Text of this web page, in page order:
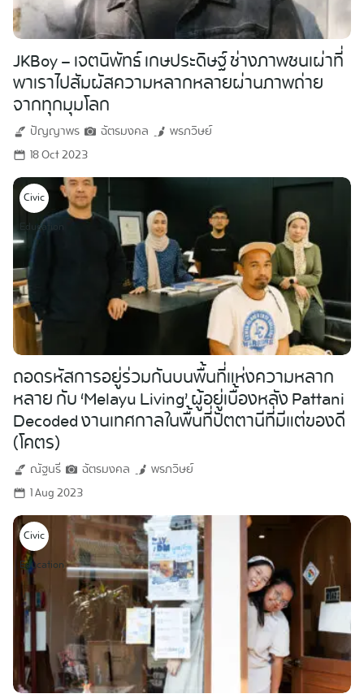
JKBoy – เจตนิพัทธ์ เกษประดิษฐ์ ช่างภาพชนเผ่าที่
พาเราไปสัมผัสความหลากหลายผ่านภาพถ่าย
จากทุกมุมโลก
ปัญญาพร ฉัตรมงคล
พรภวิษย์
18 Oct 2023
Civic
Education
ถอดรหัสการอยู่ร่วมกันบนพื้นที่แห่งความหลาก
หลาย กับ ‘Melayu Living’ ผู้อยู่เบื้องหลัง Pattani
Decoded งานเทศกาลในพื้นที่ปัตตานีที่มีแต่ของดี
(โคตร)
ณัฐนรี ฉัตรมงคล
พรภวิษย์
1 Aug 2023
Civic
Education